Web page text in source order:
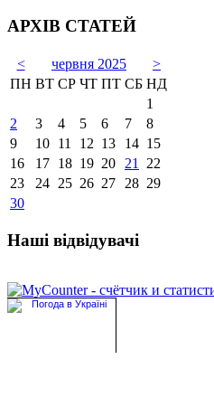
АРХІВ СТАТЕЙ
< червня 2025
>
ПН ВТ СР ЧТ ПТ СБ НД
1
2
3 4 5 6 7
8
9
10 11 12 13 14 15
16
17 18 19 20 21
22
23
24 25 26 27 28 29
30
Наші відвідувачі